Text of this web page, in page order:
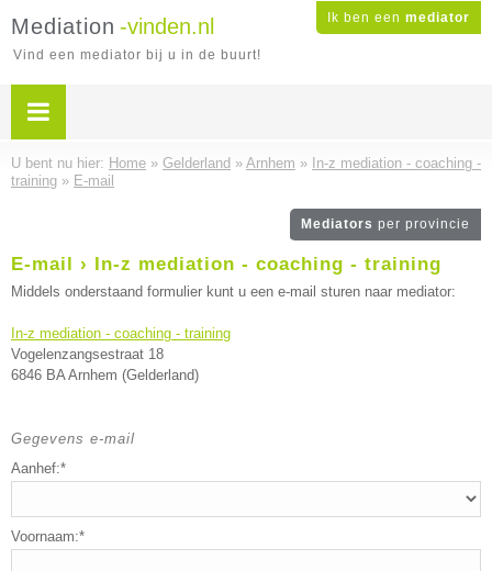
Ik ben een mediator
Mediation -vinden.nl
Vind een mediator bij u in de buurt!
U bent nu hier: Home » Gelderland » Arnhem » In-z mediation - coaching -
training » E-mail
Mediators per provincie
E-mail › In-z mediation - coaching - training
Middels onderstaand formulier kunt u een e-mail sturen naar mediator:
In-z mediation - coaching - training
Vogelenzangsestraat 18
6846 BA Arnhem (Gelderland)
Gegevens e-mail
Aanhef:*
Voornaam:*